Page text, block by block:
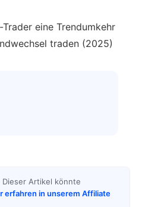
eine Trendumkehr
traden (2025)
Dieser Artikel könnte
erfahren in unserem Affiliate